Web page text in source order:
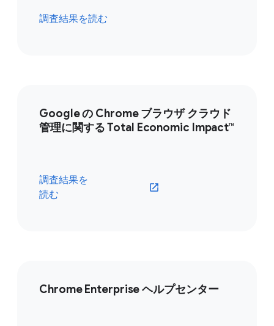
調査結果を読む
Google の Chrome ブラウザ クラウド
管理に関する Total Economic Impact™
調査結果を
読む
Chrome Enterprise ヘルプセンター